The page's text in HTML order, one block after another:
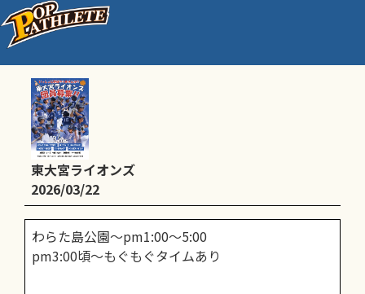
通常練習
東大宮ライオンズ
2026/03/22
わらた島公園～pm1:00～5:00
pm3:00頃～もぐもぐタイムあり